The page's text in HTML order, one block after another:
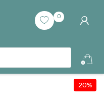
0
0
20%